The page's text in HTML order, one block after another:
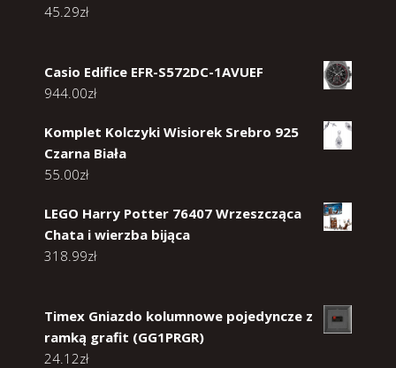
45.29zł
Casio Edifice EFR-S572DC-1AVUEF
944.00zł
Komplet Kolczyki Wisiorek Srebro 925
Czarna Biała
55.00zł
LEGO Harry Potter 76407 Wrzeszcząca
Chata i wierzba bijąca
318.99zł
Timex Gniazdo kolumnowe pojedyncze z
ramką grafit (GG1PRGR)
24.12zł